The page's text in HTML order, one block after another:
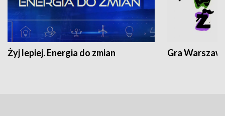
Żyj lepiej. Energia do zmian Gra